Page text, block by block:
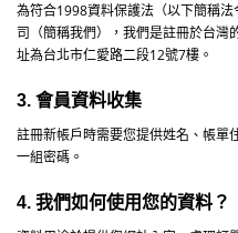
為符合1998資料保護法（以下簡稱
司 （簡稱我們）， 我們是註冊於台灣
址為台北市仁愛路二段12號7樓。
3. 會員資料收集
註冊新帳戶時需要您提供姓名、帳單
一組密碼。
4. 我們如何使用您的資料？